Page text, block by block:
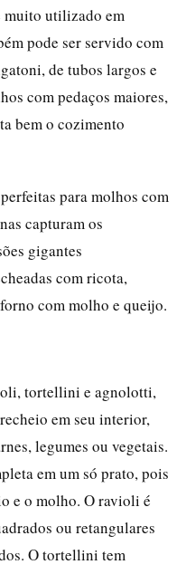
muito utilizado em
pode ser servido com
de tubos largos e
com pedaços maiores,
bem o cozimento
para molhos com
capturam os
gigantes
com ricota,
com molho e queijo.
tortellini e agnolotti,
em seu interior,
legumes ou vegetais.
em um só prato, pois
e o molho. O ravioli é
ou retangulares
O tortellini tem